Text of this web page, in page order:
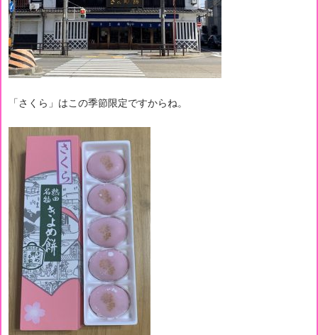
「さくら」はこの季節限定ですからね。